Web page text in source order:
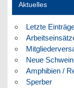
Aktuelles
Letzte
Neue
Amphibien /
Sperber